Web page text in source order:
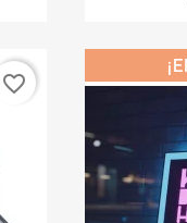
favorite_border